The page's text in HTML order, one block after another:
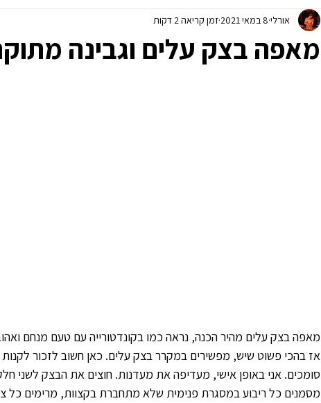
חנוכה פורים פסח
מאפה בצק עלים וגבינה
אורלי 8 במאי 2021 זמן קריאה 2 דקות
מאפה בצק עלים מהיר הכנה, נראה כמו בקונדטורייה עם טעם מנחם
אז בהכי פשוט שיש, מפשירים במקרר בצק עלים. כאן חשוב לזכור
סומכים. אני באופן אישי, מעדיפה את מעדנות. חוצים את הבצק לשני
מסמנים כל ריבוע במסגרת פנימית שלא מתחברת בקצוות, מרימים כל